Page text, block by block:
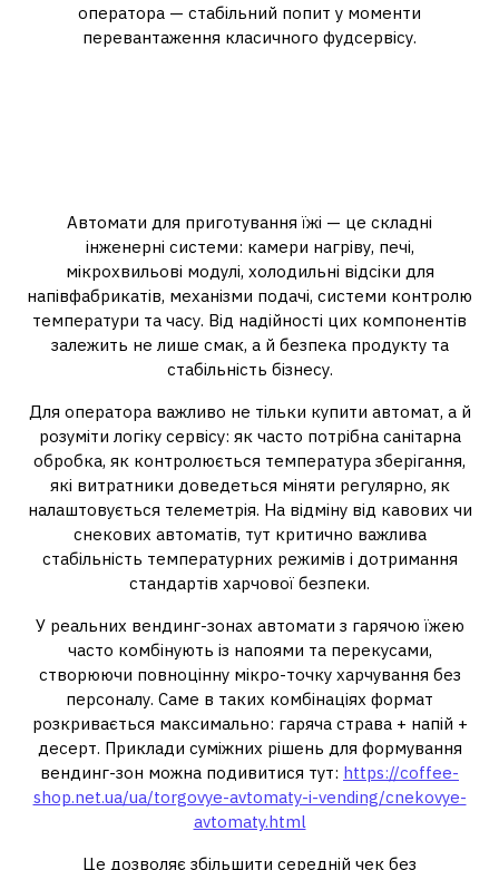
оператора — стабільний попит у моменти
перевантаження класичного фудсервісу.
Автомати для приготування їжі — це складні
інженерні системи: камери нагріву, печі,
мікрохвильові модулі, холодильні відсіки для
напівфабрикатів, механізми подачі, системи контролю
температури та часу. Від надійності цих компонентів
залежить не лише смак, а й безпека продукту та
стабільність бізнесу.
Для оператора важливо не тільки купити автомат, а й
розуміти логіку сервісу: як часто потрібна санітарна
обробка, як контролюється температура зберігання,
які витратники доведеться міняти регулярно, як
налаштовується телеметрія. На відміну від кавових чи
снекових автоматів, тут критично важлива
стабільність температурних режимів і дотримання
стандартів харчової безпеки.
У реальних вендинг-зонах автомати з гарячою їжею
часто комбінують із напоями та перекусами,
створюючи повноцінну мікро-точку харчування без
персоналу. Саме в таких комбінаціях формат
розкривається максимально: гаряча страва + напій +
десерт. Приклади суміжних рішень для формування
вендинг-зон можна подивитися тут: https://coffee-
shop.net.ua/ua/torgovye-avtomaty-i-vending/cnekovye-
avtomaty.html
Це дозволяє збільшити середній чек без